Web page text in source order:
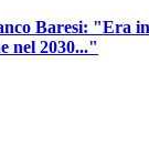
Baresi: "Era
nel 2030..."